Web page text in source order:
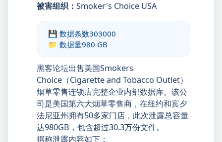
被害组织： Smoker's Choice USA
💾 数据条数303000
📁 数据量980 GB
黑客论坛出售美国Smokers
Choice（Cigarette and Tobacco Outlet）
烟草零售连锁店完整企业内部数据库。该公
司是美国第六大烟草零售商，在纽约和宾夕
法尼亚州拥有50多家门店，此次泄露总容量
达980GB，包含超过30.3万份文件。
据称泄露内容如下：